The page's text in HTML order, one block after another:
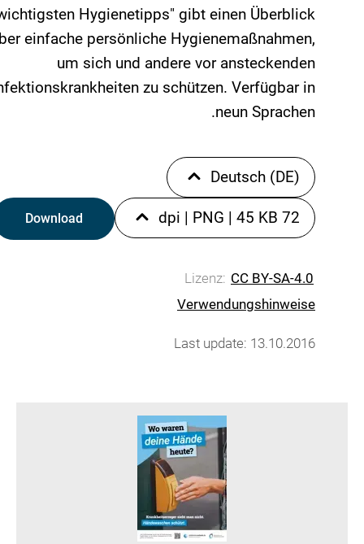
Hygienetipps" gibt einen Überblick
einfache persönliche Hygienemaßnahmen,
um sich und andere vor ansteckenden
zu schützen. Verfügbar in
neun Sprachen.
Deutsch (DE)
72 dpi
| PNG | 45 KB
Download
Lizenz: CC BY-SA-4.0
Verwendungshinweise
Last update: 13.10.2016